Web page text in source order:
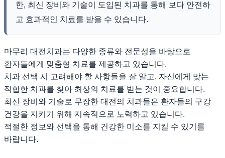
한, 최신 장비와 기술이 도입된 치과를 통해 보다 안전하
고 효과적인 치료를 받을 수 있습니다.
마무리 대전치과는 다양한 종류와 전문성을 바탕으로
환자들에게 맞춤형 치료를 제공하고 있습니다.
치과 선택 시 고려해야 할 사항들을 잘 알고, 자신에게 맞는
적합한 치과를 찾아 최상의 치료를 받는 것이 중요합니다.
최신 장비와 기술로 무장한 대전의 치과들은 환자들의 구강
건강을 지키기 위해 지속적으로 노력하고 있습니다.
적절한 정보와 선택을 통해 건강한 미소를 지킬 수 있기를
바랍니다.